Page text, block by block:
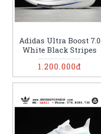
Adidas Ultra Boost 7.0
White Black Stripes
1.200.000đ